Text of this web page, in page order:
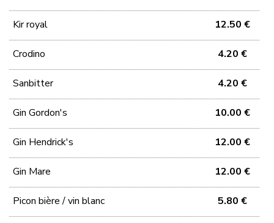
Kir royal 12.50 €
Crodino 4.20 €
Sanbitter 4.20 €
Gin Gordon's 10.00 €
Gin Hendrick's 12.00 €
Gin Mare 12.00 €
Picon bière / vin blanc 5.80 €